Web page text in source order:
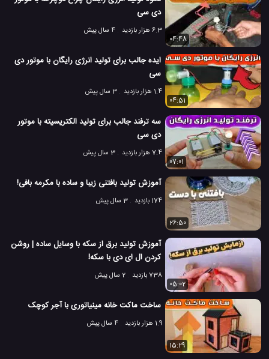
دی سی
6.3 هزار بازدید
4 سال پیش
04:48
ایده جالب برای تولید انرژی رایگان با موتور دی
سی
1.4 هزار بازدید
3 سال پیش
04:51
سه ترفند جالب برای تولید الکتریسیته با موتور
دی سی
7.4 هزار بازدید
3 سال پیش
07:01
آموزش تولید بافتنی زیبا و ساده با مکرمه بافی!
174 بازدید 3 سال پیش
26:50
آموزش تولید برق از سکه با وسایل ساده | روشن
کردن ال ای دی با سکه!
738 بازدید
2 سال پیش
05:02
ساخت ماکت خانه مینیاتوری با آجر کوچک
1.9 هزار بازدید 4 سال پیش
15:29